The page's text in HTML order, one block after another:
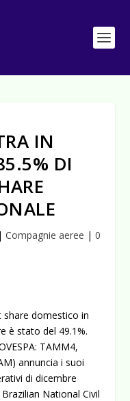
IN
DI
| Compagnie aeree | 0
share domestico in
è stato del 49.1%.
TAMM4,
annuncia i suoi
di dicembre
National Civil